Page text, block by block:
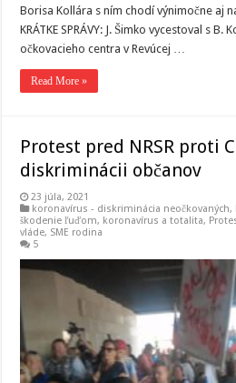
Borisa Kollára s ním chodí výnimočne aj
KRÁTKE SPRÁVY: J. Šimko vycestoval s
očkovacieho centra v Revúcej …
Read More »
Protest pred NRSR proti
diskriminácii občanov
23 júla, 2021
koronavírus - diskriminácia neočkovaných,
škodenie ľuďom, koronavírus a totalita,
vláde, SME rodina
5